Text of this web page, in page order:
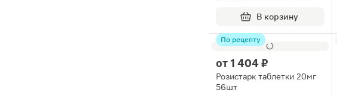
В корзину
По рецепту
от1 404 ₽
Розистарк таблетки 20мг
56шт